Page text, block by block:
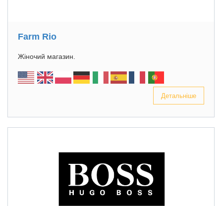
Farm Rio
Жіночий магазин.
Детальніше